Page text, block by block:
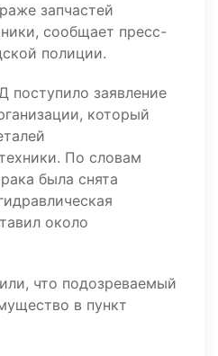
запчастей
сообщает пресс-
полиции.
поступило заявление
который
По словам
была снята
около
что подозреваемый
в пункт